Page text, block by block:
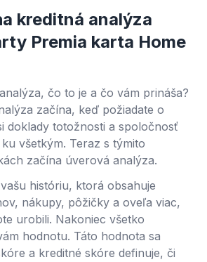
kreditná analýza
Premia karta Home
čo to je a čo vám prináša?
začína, keď požiadate o
doklady totožnosti a spoločnosť
všetkým. Teraz s týmito
začína úverová analýza.
históriu, ktorá obsahuje
nákupy, pôžičky a oveľa viac,
urobili. Nakoniec všetko
hodnotu. Táto hodnota sa
a kreditné skóre definuje, či